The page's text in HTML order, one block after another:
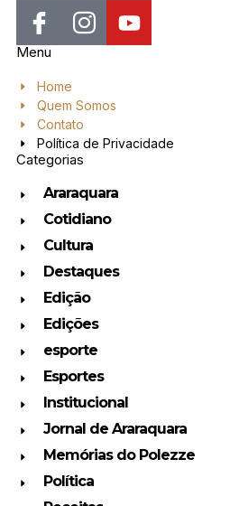
Menu
Home
Quem Somos
Contato
Política de Privacidade
Categorias
Araraquara
Cotidiano
Cultura
Destaques
Edição
Edições
esporte
Esportes
Institucional
Jornal de Araraquara
Memórias do Polezze
Política